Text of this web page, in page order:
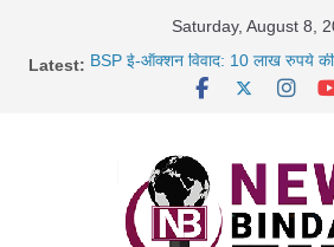
Saturday, August 8,
Latest: BSP ई-ऑक्शन विवाद: 10 लाख रुपये की
साइबर ठगी पर दुर्ग पुलिस का बड़ा
गिरफ्तार